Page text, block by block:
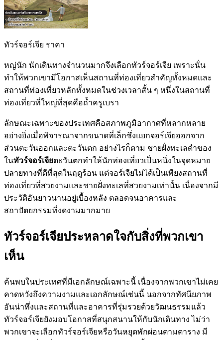
ทัวร์จอร์เจีย ราคา
หญ่นัก นักเดินทางจำนวนมากจึงเลือกทัวร์จอร์เจีย เพราะนั่น
ทำให้พวกเขามีโอกาสเห็นสถานที่ท่องเที่ยวสำคัญทั้งหมดและ
สถานที่ท่องเที่ยวหลักทั้งหมดในช่วงเวลาสั้น ๆ หนึ่งในสถานที่
ท่องเที่ยวที่ใหญ่ที่สุดคือถ้ำครูเบรา
ลักษณะเฉพาะของประเทศคือสภาพภูมิอากาศที่หลากหลาย
อย่างยิ่งเมื่อพิจารณาจากขนาดที่เล็กซึ่งแยกจอร์เจียออกจาก
ส่วนตะวันออกและตะวันตก อย่างไรก็ตาม ชายฝั่งทะเลดำของ
ในทัวร์จอร์เจียตะวันตกทำให้นักท่องเที่ยวเป็นหนึ่งในจุดหมาย
ปลายทางที่ดีที่สุดในฤดูร้อน แต่จอร์เจียไม่ได้เป็นเพียงสถานที่
ท่องเที่ยวที่สวยงามและชายฝั่งทะเลที่สวยงามเท่านั้น เนื่องจากมี
ประวัติอันยาวนานอยู่เบื้องหลัง ตลอดจนอาคารและ
สถาปัตยกรรมที่งดงามมากมาย
ทัวร์จอร์เจียประหลาดใจกับสิ่งที่พวกเขา
เห็น
ค้นพบในประเทศที่มีเอกลักษณ์เฉพาะนี้ เนื่องจากพวกเขาไม่เคย
คาดหวังถึงความงามและเอกลักษณ์เช่นนี้ นอกจากทัศนียภาพ
อันน่าทึ่งและสถานที่และอาคารที่รุ่มรวยด้วยวัฒนธรรมแล้ว
ทัวร์จอร์เจียยังมอบโอกาสที่สนุกสนานให้กับนักเดินทาง ไม่ว่า
พวกเขาจะเลือกทัวร์จอร์เจียหรือวันหยุดพักผ่อนตามตาราง มี